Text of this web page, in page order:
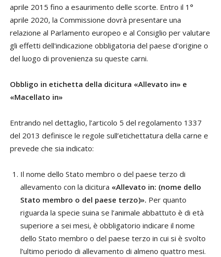
aprile 2015 fino a esaurimento delle scorte. Entro il 1°
aprile 2020, la Commissione dovrà presentare una
relazione al Parlamento europeo e al Consiglio per valutare
gli effetti dell'indicazione obbligatoria del paese d'origine o
del luogo di provenienza su queste carni.
Obbligo in etichetta della dicitura «Allevato in» e
«Macellato in»
Entrando nel dettaglio, l’articolo 5 del regolamento 1337
del 2013 definisce le regole sull’etichettatura della carne e
prevede che sia indicato:
Il nome dello Stato membro o del paese terzo di
allevamento con la dicitura «Allevato in: (nome dello
Stato membro o del paese terzo)». Per quanto
riguarda la specie suina se l’animale abbattuto è di età
superiore a sei mesi, è obbligatorio indicare il nome
dello Stato membro o del paese terzo in cui si è svolto
l’ultimo periodo di allevamento di almeno quattro mesi.